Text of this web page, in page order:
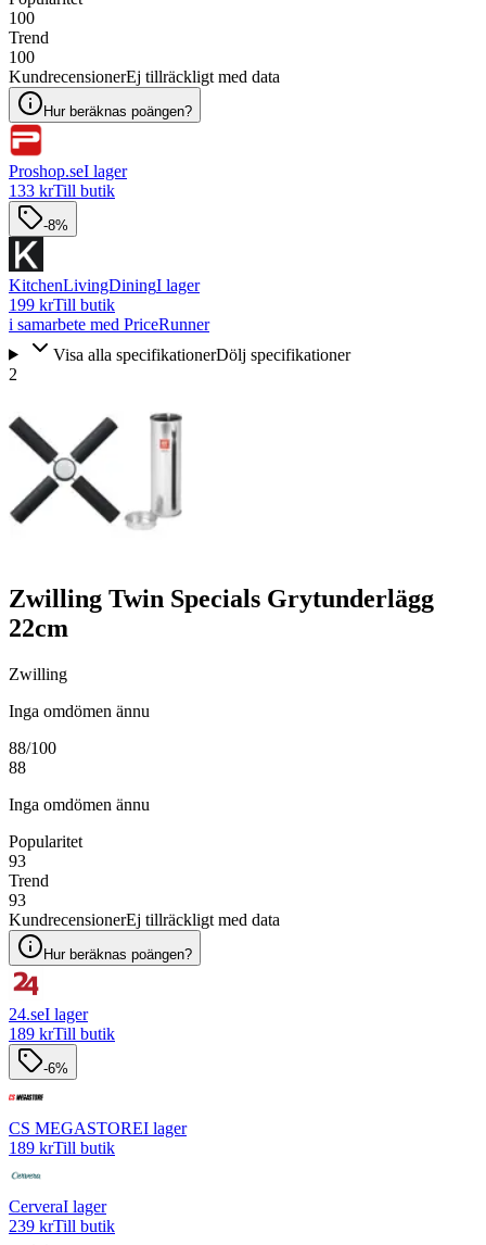
100
Trend
100
KundrecensionerEj tillräckligt med data
Hur beräknas poängen?
Proshop.seI lager
133 krTill butik
-8%
KitchenLivingDiningI lager
199 krTill butik
i samarbete med PriceRunner
Visa alla specifikationerDölj specifikationer
2
Zwilling Twin Specials Grytunderlägg
22cm
Zwilling
Inga omdömen ännu
88/100
88
Inga omdömen ännu
Popularitet
93
Trend
93
KundrecensionerEj tillräckligt med data
Hur beräknas poängen?
24.seI lager
189 krTill butik
-6%
CS MEGASTOREI lager
189 krTill butik
CerveraI lager
239 krTill butik